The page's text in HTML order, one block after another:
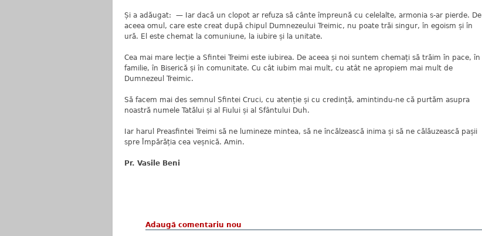
Și a adăugat: — Iar dacă un clopot ar refuza să cânte împreună cu celelalte, armonia s-ar pierde. De
aceea omul, care este creat după chipul Dumnezeului Treimic, nu poate trăi singur, în egoism și în
ură. El este chemat la comuniune, la iubire și la unitate.
Cea mai mare lecție a Sfintei Treimi este iubirea. De aceea și noi suntem chemați să trăim în pace, în
familie, în Biserică și în comunitate. Cu cât iubim mai mult, cu atât ne apropiem mai mult de
Dumnezeul Treimic.
Să facem mai des semnul Sfintei Cruci, cu atenție și cu credință, amintindu-ne că purtăm asupra
noastră numele Tatălui și al Fiului și al Sfântului Duh.
Iar harul Preasfintei Treimi să ne lumineze mintea, să ne încălzească inima și să ne călăuzească pașii
spre Împărăția cea veșnică. Amin.
Pr. Vasile Beni
Adaugă comentariu nou